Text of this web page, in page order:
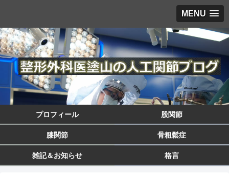
MENU
プロフィール 股関節
膝関節 骨粗鬆症
雑記＆お知らせ 格言